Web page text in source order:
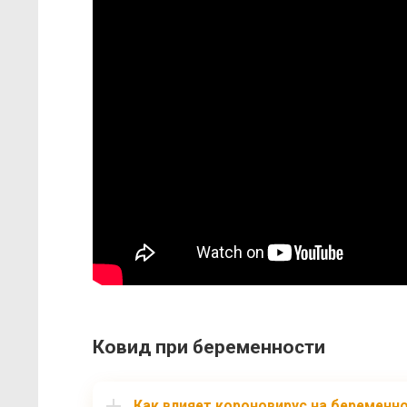
Ковид при беременности